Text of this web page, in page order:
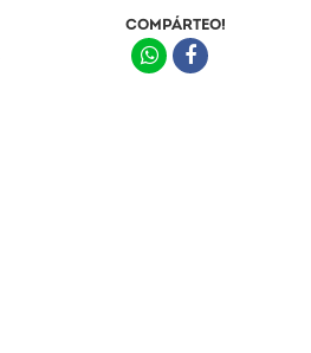
COMPÁRTEO!